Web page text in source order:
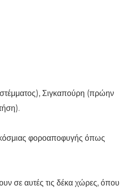
Σιγκαπούρη (πρώην
φοροαποφυγής όπως
σε αυτές τις δέκα χώρες, όπου